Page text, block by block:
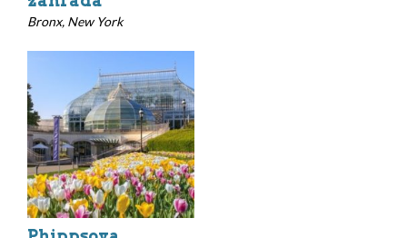
Bronx, New York